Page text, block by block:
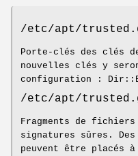
/etc/apt/
Porte-clés des clés
nouvelles clés y
configuration :
/etc/apt/
Fragments de
signatures sûres.
peuvent être placés